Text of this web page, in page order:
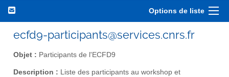
Options de liste
ecfd9-participants@services.cnrs.fr
Objet : Participants de l'ECFD9
Description : Liste des participants au workshop et